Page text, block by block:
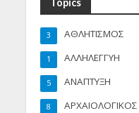
Topics
ΑΘΛΗΤΙΣΜΟΣ
3
ΑΛΛΗΛΕΓΓΥΗ
1
ΑΝΑΠΤΥΞΗ
5
ΑΡΧΑΙΟΛΟΓΙΚΟΣ
8